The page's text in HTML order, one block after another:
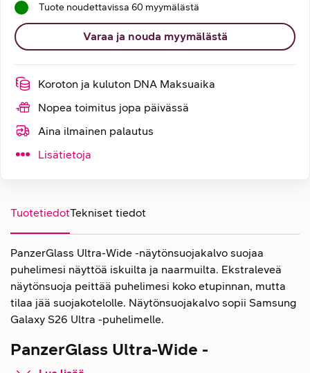
Tuote noudettavissa 60 myymälästä
Varaa ja nouda myymälästä
Koroton ja kuluton DNA Maksuaika
Nopea toimitus jopa päivässä
Aina ilmainen palautus
Lisätietoja
TuotetiedotTekniset tiedot
PanzerGlass Ultra-Wide -näytönsuojakalvo suojaa
puhelimesi näyttöä iskuilta ja naarmuilta. Ekstraleveä
näytönsuoja peittää puhelimesi koko etupinnan, mutta
tilaa jää suojakotelolle. Näytönsuojakalvo sopii Samsung
Galaxy S26 Ultra -puhelimelle.
PanzerGlass Ultra-Wide -